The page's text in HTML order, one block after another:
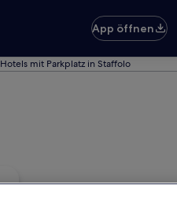
App öffnen
Hotels mit Parkplatz in Staffolo